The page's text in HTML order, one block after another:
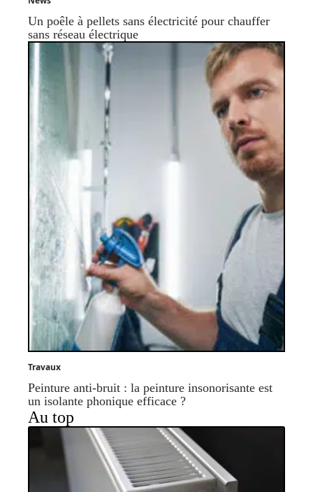
Un poêle à pellets sans électricité pour chauffer
sans réseau électrique
Travaux
Peinture anti-bruit : la peinture insonorisante est
un isolante phonique efficace ?
Au top